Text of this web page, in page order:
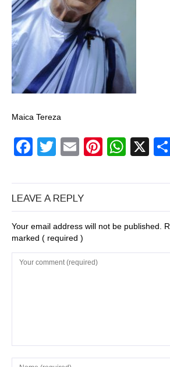
Maica Tereza
Facebook
Twitter
EmailPinterest
X
LEAVE A REPLY
Your email address will not be published.
marked ( required )